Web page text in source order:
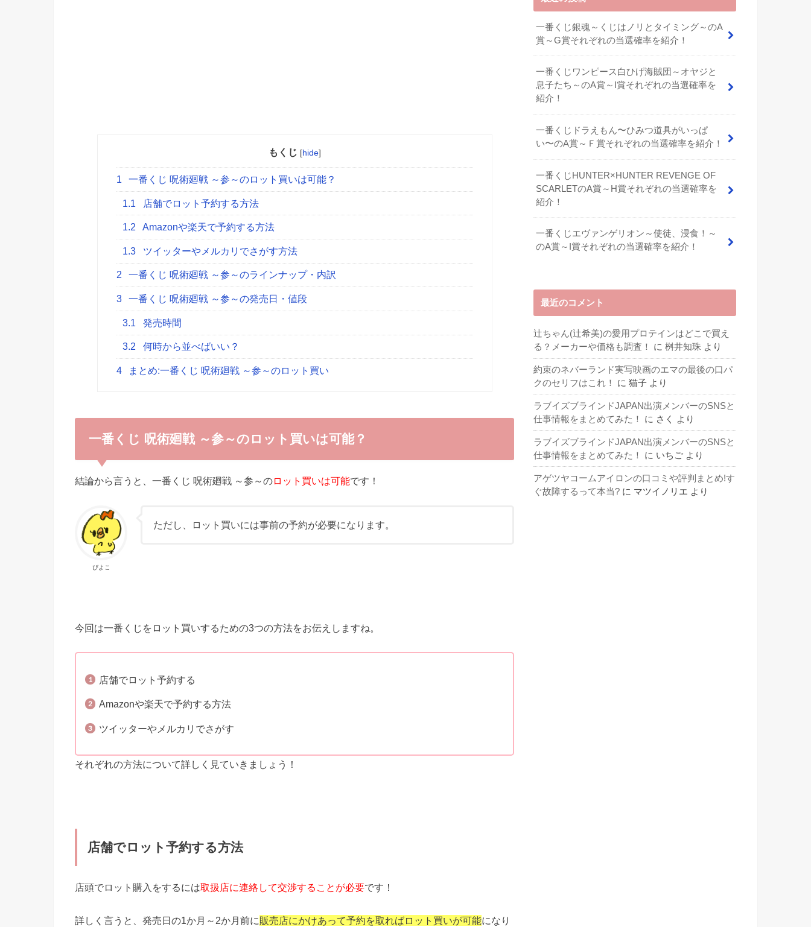
もくじ [hide]
1 一番くじ 呪術廻戦 ～参～のロット買いは可能？
1.1 店舗でロット予約する方法
1.2 Amazonや楽天で予約する方法
1.3 ツイッターやメルカリでさがす方法
2 一番くじ 呪術廻戦 ～参～のラインナップ・内訳
3 一番くじ 呪術廻戦 ～参～の発売日・値段
3.1 発売時間
3.2 何時から並べばいい？
4 まとめ:一番くじ 呪術廻戦 ～参～のロット買い
一番くじ 呪術廻戦 ～参～のロット買いは可能？
結論から言うと、一番くじ 呪術廻戦 ～参～のロット買いは可能です！
ぴよこ
ただし、ロット買いには事前の予約が必要になります。
今回は一番くじをロット買いするための3つの方法をお伝えしますね。
店舗でロット予約する
Amazonや楽天で予約する方法
ツイッターやメルカリでさがす
それぞれの方法について詳しく見ていきましょう！
店舗でロット予約する方法
店頭でロット購入をするには取扱店に連絡して交渉することが必要です！
詳しく言うと、発売日の1か月～2か月前に販売店にかけあって予約を取ればロット買いが可能になり
一番くじ銀魂～くじはノリとタイミング～のA
賞～G賞それぞれの当選確率を紹介！
一番くじワンピース白ひげ海賊団～オヤジと
息子たち～のA賞～I賞それぞれの当選確率を
紹介！
⼀番くじドラえもん〜ひみつ道具がいっぱ
い〜のA賞～Ｆ賞それぞれの当選確率を紹介！
一番くじHUNTER×HUNTER REVENGE OF
SCARLETのA賞～H賞それぞれの当選確率を
紹介！
一番くじエヴァンゲリオン～使徒、浸食！～
のA賞～I賞それぞれの当選確率を紹介！
最近のコメント
辻ちゃん(辻希美)の愛用プロテインはどこで買え
る？メーカーや価格も調査！
に 桝井知珠 より
約束のネバーランド実写映画のエマの最後の口パ
クのセリフはこれ！
に 猫子 より
ラブイズブラインドJAPAN出演メンバーのSNSと
仕事情報をまとめてみた！
に さく より
ラブイズブラインドJAPAN出演メンバーのSNSと
仕事情報をまとめてみた！
に いちご より
アゲツヤコームアイロンの口コミや評判まとめ!す
ぐ故障するって本当? に マツイノリエ より